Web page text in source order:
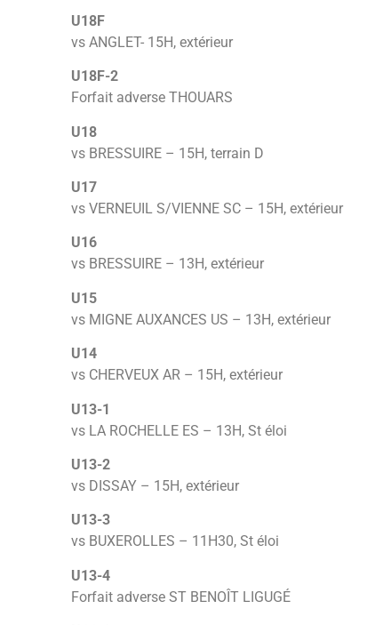
U18F
vs ANGLET- 15H, extérieur
U18F-2
Forfait adverse THOUARS
U18
vs BRESSUIRE – 15H, terrain D
U17
vs VERNEUIL S/VIENNE SC – 15H, extérieur
U16
vs BRESSUIRE – 13H, extérieur
U15
vs MIGNE AUXANCES US – 13H, extérieur
U14
vs CHERVEUX AR – 15H, extérieur
U13-1
vs LA ROCHELLE ES – 13H, St éloi
U13-2
vs DISSAY – 15H, extérieur
U13-3
vs BUXEROLLES – 11H30, St éloi
U13-4
Forfait adverse ST BENOÎT LIGUGÉ